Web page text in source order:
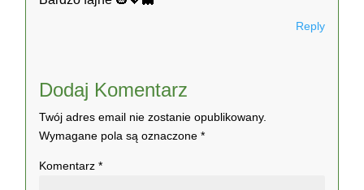
Reply
Dodaj Komentarz
Twój adres email nie zostanie opublikowany.
Wymagane pola są oznaczone*
Komentarz*